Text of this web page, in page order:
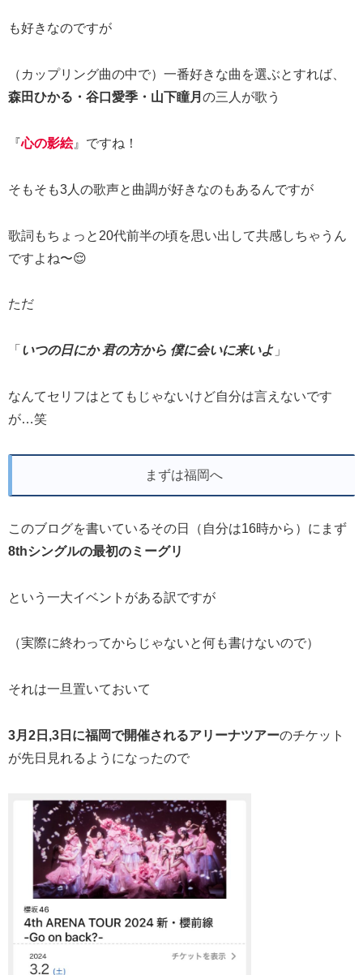
も好きなのですが
（カップリング曲の中で）一番好きな曲を選ぶとすれば、
森田ひかる・谷口愛季・山下瞳月 の三人が歌う
『心の影絵』ですね！
そもそも3人の歌声と曲調が好きなのもあるんですが
歌詞もちょっと20代前半の頃を思い出して共感しちゃうん
ですよね〜😌
ただ
「 いつの日にか 君の方から 僕に会いに来いよ 」
なんてセリフはとてもじゃないけど自分は言えないです
が…笑
まずは福岡へ
このブログを書いているその日（自分は16時から）にまず
8thシングルの最初のミーグリ
という一大イベントがある訳ですが
（実際に終わってからじゃないと何も書けないので）
それは一旦置いておいて
3月2日,3日に福岡で開催されるアリーナツアーのチケット
が先日見れるようになったので